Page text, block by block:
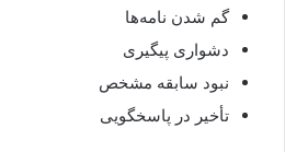
گم شدن نامه‌ها
دشواری پیگیری
نبود سابقه مشخص
تأخیر در پاسخگویی